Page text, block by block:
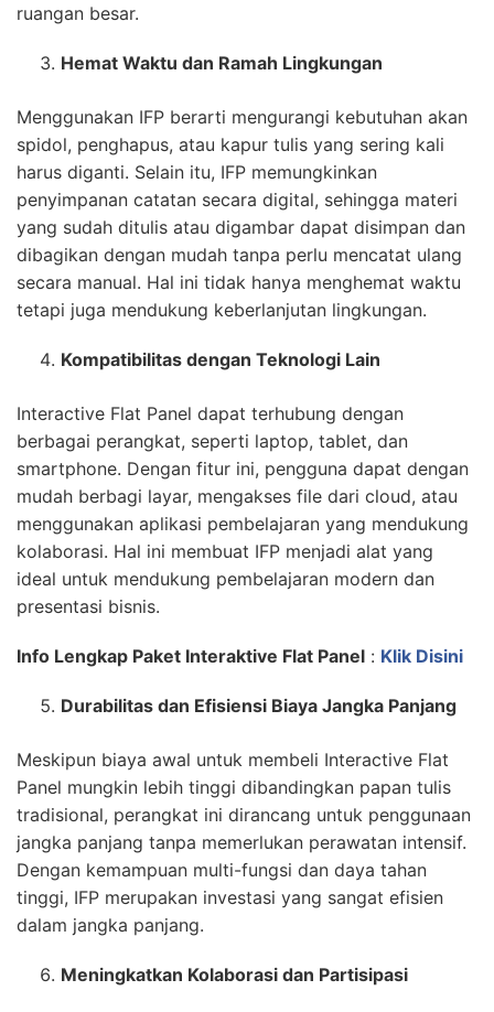
ruangan besar.
Hemat Waktu dan Ramah Lingkungan
Menggunakan IFP berarti mengurangi kebutuhan akan
spidol, penghapus, atau kapur tulis yang sering kali
harus diganti. Selain itu, IFP memungkinkan
penyimpanan catatan secara digital, sehingga materi
yang sudah ditulis atau digambar dapat disimpan dan
dibagikan dengan mudah tanpa perlu mencatat ulang
secara manual. Hal ini tidak hanya menghemat waktu
tetapi juga mendukung keberlanjutan lingkungan.
Kompatibilitas dengan Teknologi Lain
Interactive Flat Panel dapat terhubung dengan
berbagai perangkat, seperti laptop, tablet, dan
smartphone. Dengan fitur ini, pengguna dapat dengan
mudah berbagi layar, mengakses file dari cloud, atau
menggunakan aplikasi pembelajaran yang mendukung
kolaborasi. Hal ini membuat IFP menjadi alat yang
ideal untuk mendukung pembelajaran modern dan
presentasi bisnis.
Info Lengkap Paket Interaktive Flat Panel : Klik Disini
Durabilitas dan Efisiensi Biaya Jangka Panjang
Meskipun biaya awal untuk membeli Interactive Flat
Panel mungkin lebih tinggi dibandingkan papan tulis
tradisional, perangkat ini dirancang untuk penggunaan
jangka panjang tanpa memerlukan perawatan intensif.
Dengan kemampuan multi-fungsi dan daya tahan
tinggi, IFP merupakan investasi yang sangat efisien
dalam jangka panjang.
Meningkatkan Kolaborasi dan Partisipasi